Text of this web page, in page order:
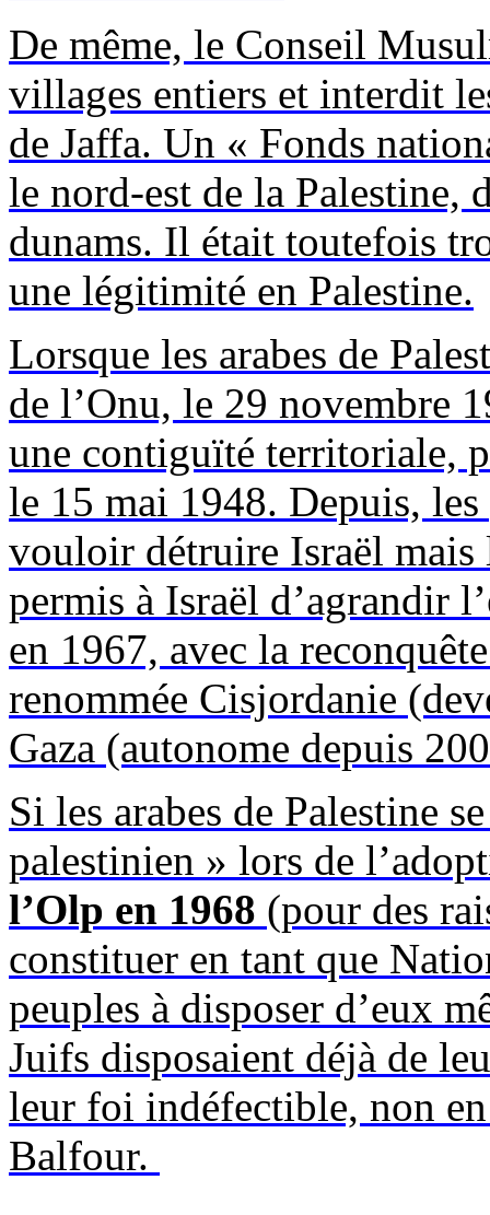
De même, le Conseil
villages entiers et interdit
de Jaffa. Un « Fonds
le nord-est de la Palestine,
dunams. Il était toutefois
une légitimité en Palestine.
Lorsque les arabes de
de l’Onu, le 29 novembre
une contiguïté territoriale,
le 15 mai 1948. Depuis, les
vouloir détruire Israël mais
permis à Israël d’agrandir
en 1967, avec la
renommée Cisjordanie
Gaza (autonome depuis
Si les arabes de Palestine
palestinien » lors de
l’Olp en 1968 (pour des
constituer en tant que
peuples à disposer d’eux
Juifs disposaient déjà de
leur foi indéfectible, non
Balfour.